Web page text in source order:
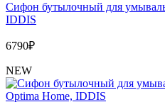
Сифон бутылочный для
IDDIS
6790₽
NEW